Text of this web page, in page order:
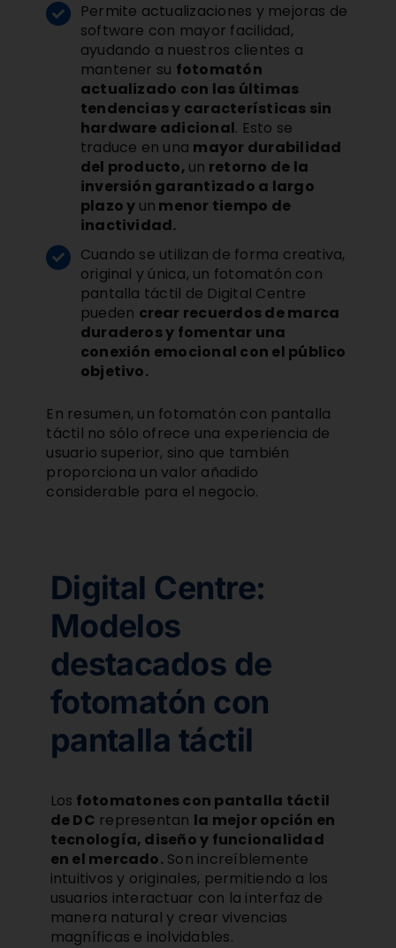
Permite actualizaciones y mejoras de
software con mayor facilidad,
ayudando a nuestros clientes a
mantener su fotomatón
actualizado con las últimas
tendencias y características sin
hardware adicional. Esto se
traduce en una mayor durabilidad
del producto, un retorno de la
inversión garantizado a largo
plazo y un menor tiempo de
inactividad.
Cuando se utilizan de forma creativa,
original y única, un fotomatón con
pantalla táctil de Digital Centre
pueden crear recuerdos de marca
duraderos y fomentar una
conexión emocional con el público
objetivo.
En resumen, un fotomatón con pantalla
táctil no sólo ofrece una experiencia de
usuario superior, sino que también
proporciona un valor añadido
considerable para el negocio.
Digital Centre:
Modelos
destacados de
fotomatón con
pantalla táctil
Los fotomatones con pantalla táctil
de DC representan la mejor opción en
tecnología, diseño y funcionalidad
en el mercado.Son increíblemente
intuitivos y originales, permitiendo a los
usuarios interactuar con la interfaz de
manera natural y crear vivencias
magníficas e inolvidables.